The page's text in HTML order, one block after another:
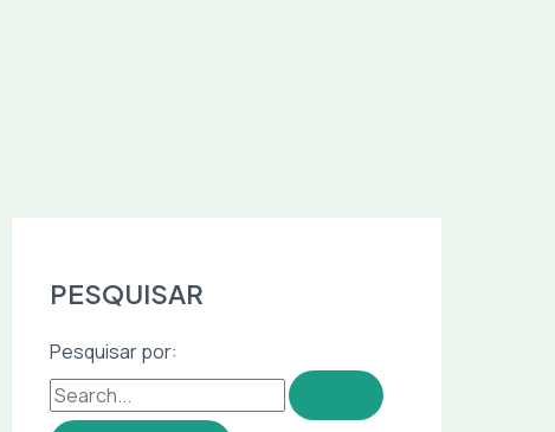
PESQUISAR
Pesquisar por: